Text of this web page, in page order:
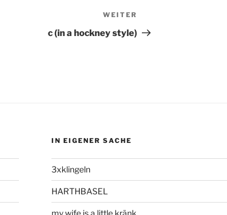
Beitrag
WEITER
c (in a hockney style)
IN EIGENER SACHE
3xklingeln
HARTHBASEL